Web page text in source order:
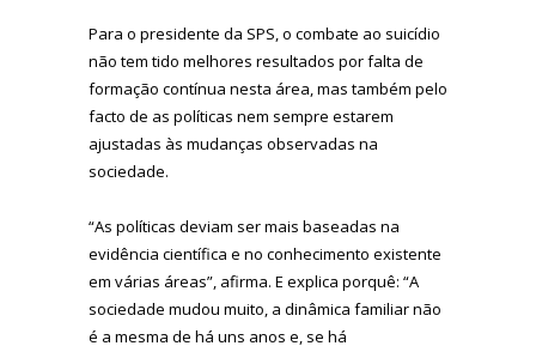
Para o presidente da SPS, o combate ao suicídio
não tem tido melhores resultados por falta de
formação contínua nesta área, mas também pelo
facto de as políticas nem sempre estarem
ajustadas às mudanças observadas na
sociedade.
“As políticas deviam ser mais baseadas na
evidência científica e no conhecimento existente
em várias áreas”, afirma. E explica porquê: “A
sociedade mudou muito, a dinâmica familiar não
é a mesma de há uns anos e, se há